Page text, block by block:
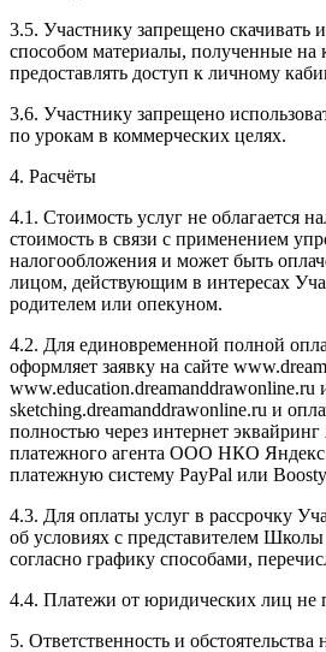
3.5. Участнику запрещено скачивать
способом материалы, полученные на
предоставлять доступ к личному
3.6. Участнику запрещено
по урокам в коммерческих целях.
4. Расчёты
4.1. Cтоимость услуг не облагается
стоимость в связи с применением
налогообложения и может быть
лицом, действующим в интересах
родителем или опекуном.
4.2. Для единовременной полной
оформляет заявку на сайте
www.education.dreamanddrawonline.ru
sketching.dreamanddrawonline.ru и
полностью через интернет
платежного агента ООО НКО
платежную систему PayPal или
4.3. Для оплаты услуг в рассрочку
об условиях с представителем
согласно графику способами,
4.4. Платежи от юридических лиц не
5. Ответственность и